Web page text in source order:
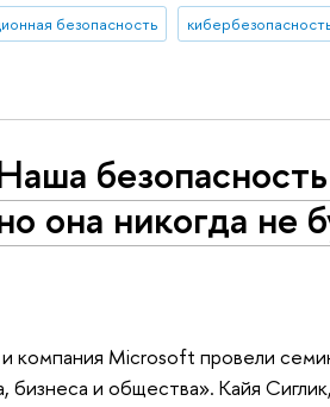
безопасность
она никогда не
Microsoft провели
бизнеса и общества». Кайя